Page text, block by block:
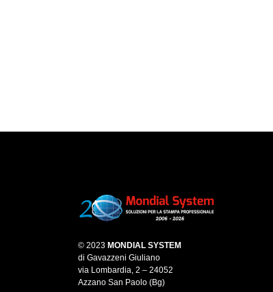
© 2023 MONDIAL SYSTEM
di Gavazzeni Giuliano
via Lombardia, 2 – 24052
Azzano San Paolo (Bg)